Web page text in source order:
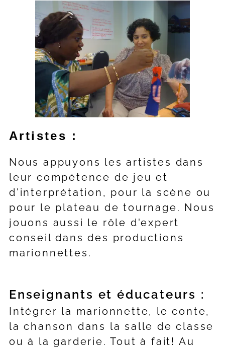
Artistes :
Nous appuyons les artistes dans
leur compétence de jeu et
d'interprétation, pour la scène ou
pour le plateau de tournage. Nous
jouons aussi le rôle d'expert
conseil dans des productions
marionnettes.
Enseignants et éducateurs :
Intégrer la marionnette, le conte,
la chanson dans la salle de classe
ou à la garderie. Tout à fait! Au